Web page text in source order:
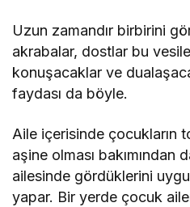
Uzun zamandır birbirini
akrabalar, dostlar bu
konuşacaklar ve
faydası da böyle.
Aile içerisinde çocukların
aşine olması bakımından
ailesinde gördüklerini
yapar. Bir yerde çocuk